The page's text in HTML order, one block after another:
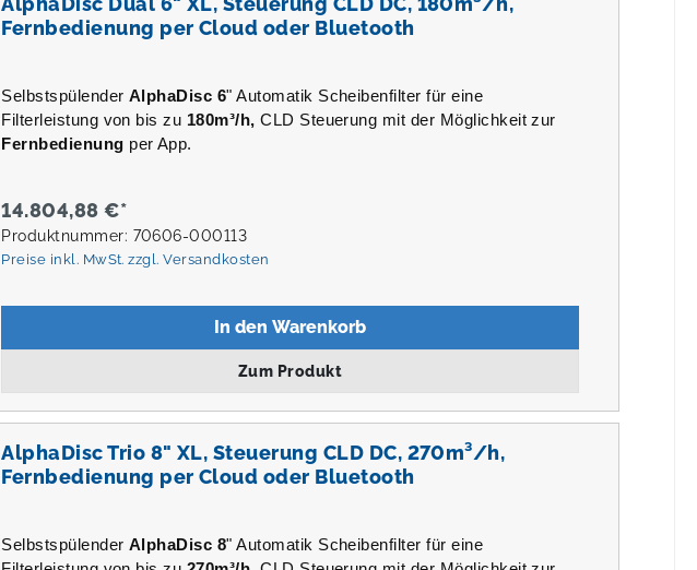
Fernbedienung per Cloud oder Bluetooth
SelbstspülenderAlphaDisc 6" Automatik Scheibenfilter für eine
Filterleistung von bis zu 180m³/h,CLD Steuerung mit der Möglichkeit zur
Fernbedienung per App.
14.804,88 €*
Produktnummer: 70606-000113
Preise inkl. MwSt. zzgl. Versandkosten
In den Warenkorb
Zum Produkt
AlphaDisc Trio 8" XL, Steuerung CLD DC, 270m³/h,
Fernbedienung per Cloud oder Bluetooth
SelbstspülenderAlphaDisc 8" Automatik Scheibenfilter für eine